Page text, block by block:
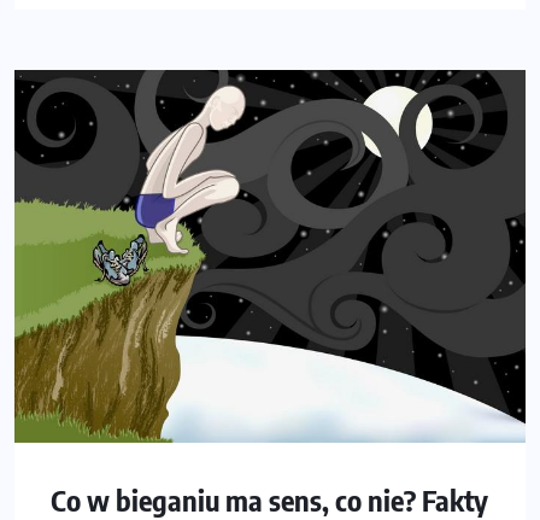
Co w bieganiu ma sens, co nie? Fakty